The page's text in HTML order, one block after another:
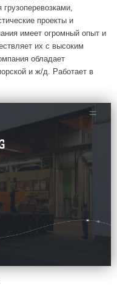
проекты и
имеет огромный опыт и
их с высоким
обладает
и ж/д. Работает в